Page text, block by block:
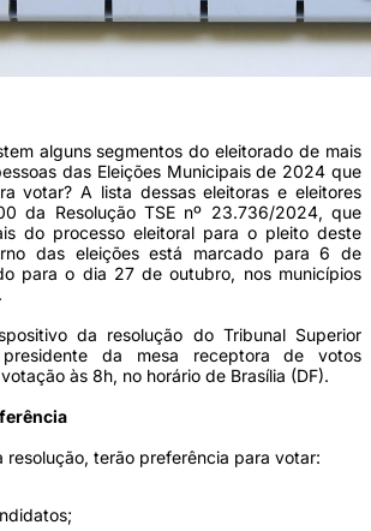
alguns segmentos do eleitorado de mais
das Eleições Municipais de 2024 que
votar? A lista dessas eleitoras e eleitores
da Resolução TSE nº 23.736/2024, que
do processo eleitoral para o pleito deste
das eleições está marcado para 6 de
para o dia 27 de outubro, nos municípios
da resolução do Tribunal Superior
da mesa receptora de votos
às 8h, no horário de Brasília (DF).
resolução, terão preferência para votar: